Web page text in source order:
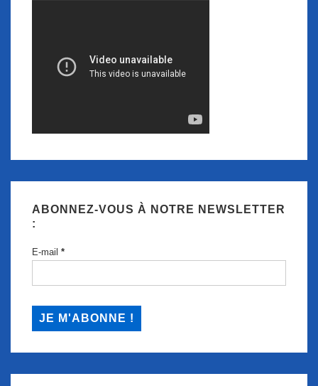
ABONNEZ-VOUS À NOTRE NEWSLETTER
:
E-mail *